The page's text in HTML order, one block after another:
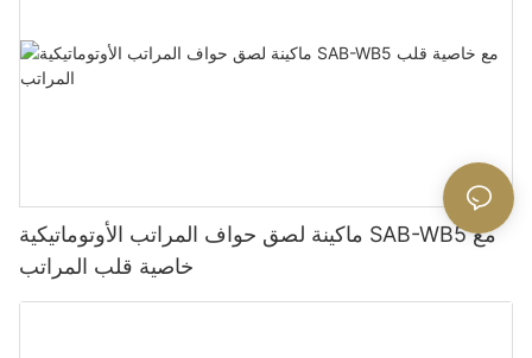
ماكينة لصق حواف المراتب الأوتوماتيكية SAB-WB5 مع
خاصية قلب المراتب